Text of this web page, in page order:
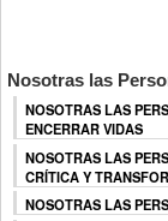
Nosotras las
NOSOTRAS LAS
ENCERRAR VIDAS
NOSOTRAS LAS
CRÍTICA Y
NOSOTRAS LAS